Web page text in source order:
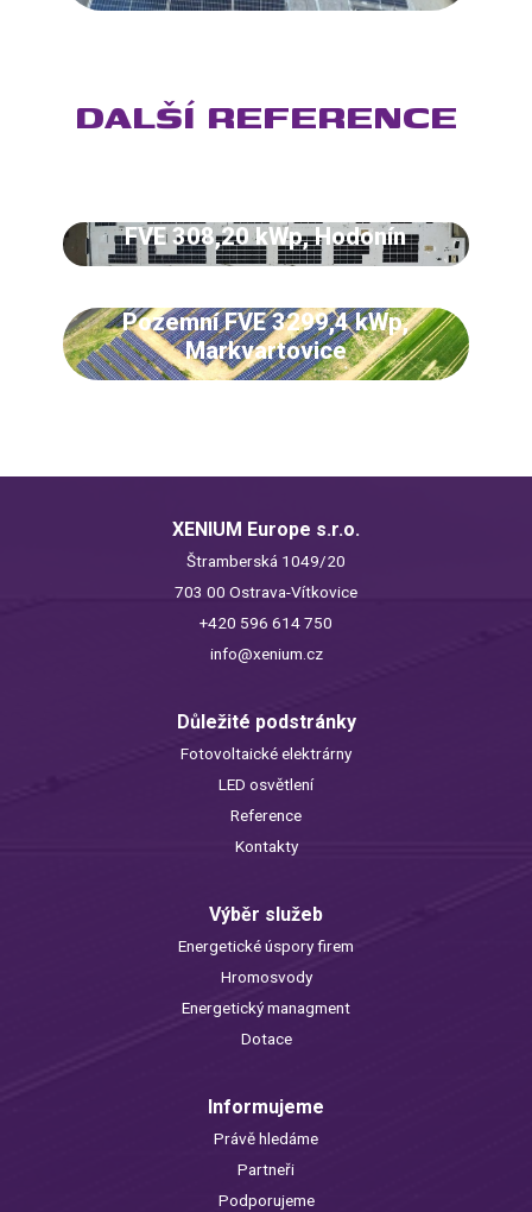
DALŠÍ REFERENCE
FVE 308,20 kWp, Hodonín
Pozemní FVE 3299,4 kWp,
Markvartovice
XENIUM Europe s.r.o.
Štramberská 1049/20
703 00 Ostrava-Vítkovice
+420 596 614 750
info@xenium.cz
Důležité podstránky
Fotovoltaické elektrárny
LED osvětlení
Reference
Kontakty
Výběr služeb
Energetické úspory firem
Hromosvody
Energetický managment
Dotace
Informujeme
Právě hledáme
Partneři
Podporujeme